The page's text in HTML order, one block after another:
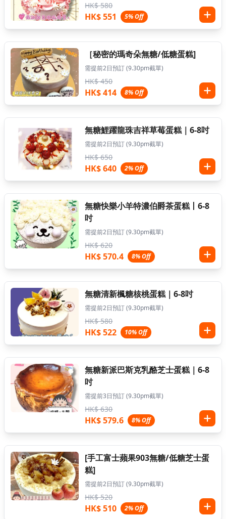
HK$ 580
HK$ 551 5% Off
［秘密的瑪奇朵無糖/低糖蛋糕]
需提前2日預訂 (9.30pm截單)
HK$ 450
HK$ 414 8% Off
無糖鯉躍龍珠吉祥草莓蛋糕｜6-8吋
需提前2日預訂 (9.30pm截單)
HK$ 650
HK$ 640 2% Off
無糖快樂小羊特濃伯爵茶蛋糕丨6-8
吋
需提前2日預訂 (9.30pm截單)
HK$ 620
HK$ 570.4 8% Off
無糖清新楓糖核桃蛋糕｜6-8吋
需提前2日預訂 (9.30pm截單)
HK$ 580
HK$ 522 10% Off
無糖新派巴斯克乳酪芝士蛋糕｜6-8
吋
需提前3日預訂 (9.30pm截單)
HK$ 630
HK$ 579.6 8% Off
[手工富士蘋果903無糖/低糖芝士蛋
糕]
需提前2日預訂 (9.30pm截單)
HK$ 520
HK$ 510 2% Off